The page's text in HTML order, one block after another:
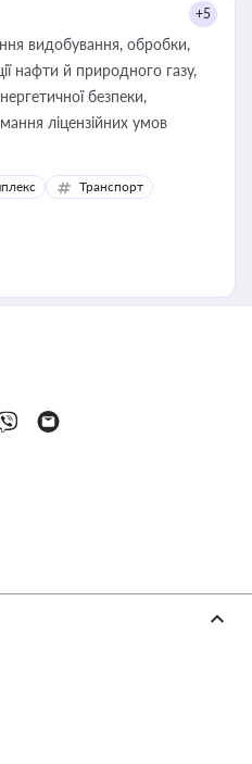
+5
видобування, обробки,
нафти й природного газу,
безпеки,
ліцензійних умов
Транспорт